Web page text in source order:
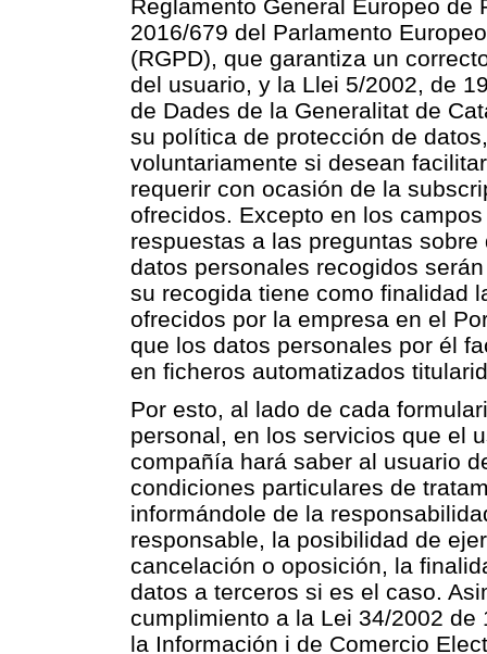
Reglamento General Europeo de
2016/679 del Parlamento
(RGPD), que garantiza un
del usuario, y la Llei 5/2002, de
de Dades de la Generalitat de
su política de protección de
voluntariamente si desean
requerir con ocasión de la
ofrecidos. Excepto en los
respuestas a las preguntas
datos personales recogidos
su recogida tiene como finalidad
ofrecidos por la empresa en el
que los datos personales por él
en ficheros automatizados
Por esto, al lado de cada
personal, en los servicios que el
compañía hará saber al usuario
condiciones particulares de
informándole de la
responsable, la posibilidad de
cancelación o oposición, la
datos a terceros si es el caso.
cumplimiento a la Lei 34/2002
la Información i de Comercio